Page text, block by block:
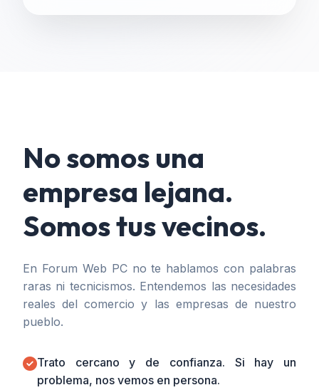
No somos una
empresa lejana.
Somos tus vecinos.
En Forum Web PC no te hablamos con palabras
raras ni tecnicismos. Entendemos las necesidades
reales del comercio y las empresas de nuestro
pueblo.
Trato cercano y de confianza. Si hay un
problema, nos vemos en persona.